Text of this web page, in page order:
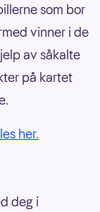
som bor
vinner i de
av såkalte
på kartet
her.
deg i